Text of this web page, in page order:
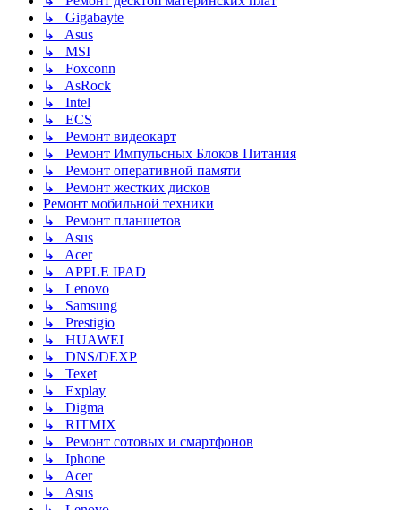
↳ Gigabayte
↳ Asus
↳ MSI
↳ Foxconn
↳ AsRock
↳ Intel
↳ ECS
↳ Ремонт видеокарт
↳ Ремонт Импульсных Блоков Питания
↳ Ремонт оперативной памяти
↳ Ремонт жестких дисков
Ремонт мобильной техники
↳ Ремонт планшетов
↳ Asus
↳ Acer
↳ APPLE IPAD
↳ Lenovo
↳ Samsung
↳ Prestigio
↳ HUAWEI
↳ DNS/DEXP
↳ Texet
↳ Explay
↳ Digma
↳ RITMIX
↳ Ремонт сотовых и смартфонов
↳ Iphone
↳ Acer
↳ Asus